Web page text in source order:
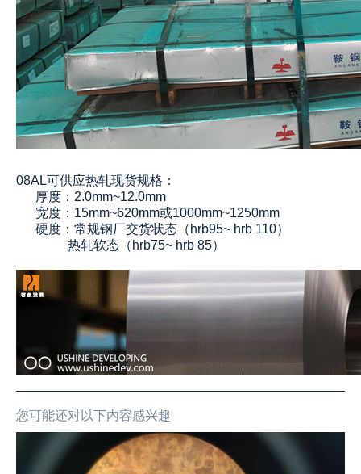
08AL可供应热轧现货规格：
厚度：2.0mm~12.0mm
宽度：15mm~620mm或1000mm~1250mm
硬度：常规钢厂交货状态（hrb95~ hrb 110）
热轧软态（hrb75~ hrb 85）
您可能还对以下内容感兴趣